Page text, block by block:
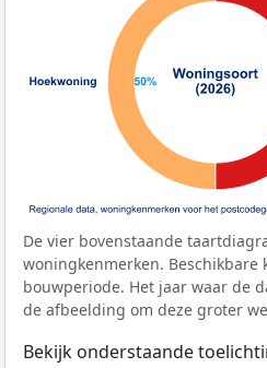
De vier bovenstaande
woningkenmerken.
bouwperiode. Het jaar waar de
de afbeelding om deze groter
Bekijk onderstaande